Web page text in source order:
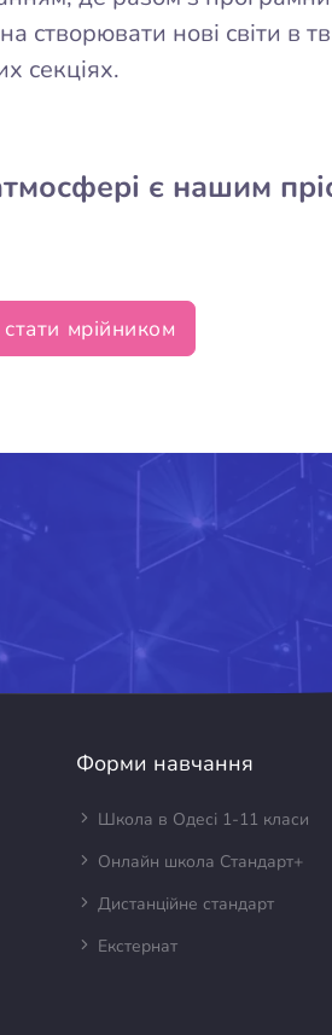
створювати нові світи в
секціях.
є нашим
мрійником
Форми навчання
Школа в Одесі 1-11 класи
Онлайн школа Стандарт+
Дистанційне стандарт
Екстернат